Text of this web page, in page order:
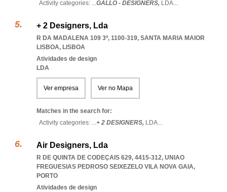
Activity categories: ...GALLO - DESIGNERS, LDA...
+ 2 Designers, Lda
R DA MADALENA 109 3º, 1100-319, SANTA MARIA MAIOR
LISBOA, LISBOA
Atividades de design
LDA
Ver empresa Ver no Mapa
Matches in the search for:
Activity categories: ...+ 2 DESIGNERS, LDA...
Air Designers, Lda
R DE QUINTA DE CODEÇAIS 629, 4415-312, UNIAO
FREGUESIAS PEDROSO SEIXEZELO VILA NOVA GAIA,
PORTO
Atividades de design